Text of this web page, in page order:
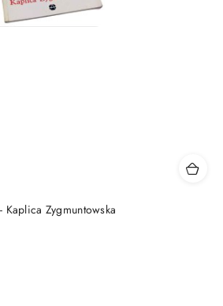
Kaplica Zygmuntowska